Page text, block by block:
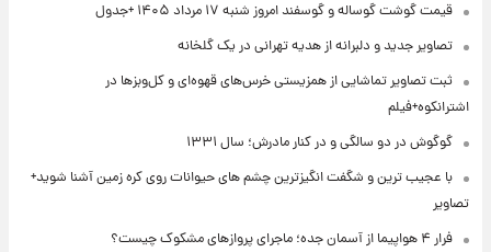
قیمت گوشت گوساله و گوسفند امروز شنبه ۱۷ مرداد ۱۴۰۵ +جدول
تصاویر جدید و دلبرانه از هدیه تهرانی در یک گلخانه
ثبت تصاویر تماشایی از همزیستی خرس‌های قهوه‌ای و کل‌وبزها در
اشترانکوه+فیلم
گوگوش در دو سالگی و در کنار مادرش؛ سال ۱۳۳۱
با عجیب ترین و شگفت انگیزترین چشم های حیوانات روی کره زمین آشنا شوید+
تصاویر
فرار ۴ هواپیما از آسمان جده؛ ماجرای پروازهای مشکوک چیست؟